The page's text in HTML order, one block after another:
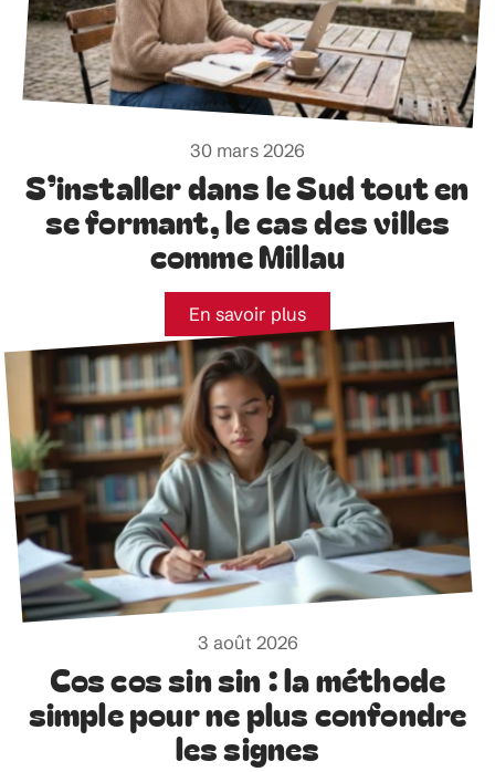
30 mars 2026
S’installer dans le Sud tout en
se formant, le cas des villes
comme Millau
En savoir plus
3 août 2026
Cos cos sin sin : la méthode
simple pour ne plus confondre
les signes